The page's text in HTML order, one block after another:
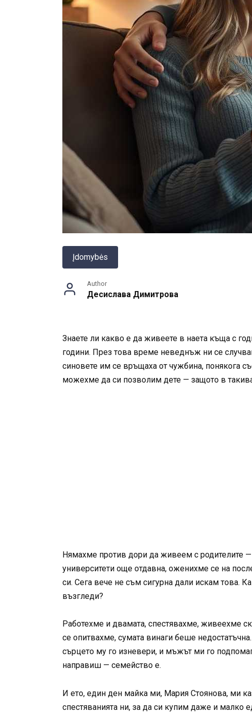
Įdomybės
Author
Десислава Димитрова
Знаете ли какво е да живеете в наета къща с
години. През това време неведнъж ни се
синовете им се връщаха от чужбина, понякога
можехме да си позволим дете — защото в
Нямахме против дори да живеем с родителите
университети още отдавна, оженихме се на
си. Сега вече не съм сигурна дали искам това.
възгледи?
Работехме и двамата, спестявахме, живеехме
се опитвахме, сумата винаги беше
сърцето му го изневери, и мъжът ми го
направиш — семейство е.
И ето, един ден майка ми, Мария Стоянова, ми
спестяванията ни, за да си купим даже и